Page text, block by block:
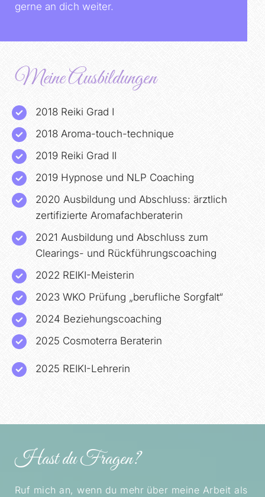
gerne an dich weiter.
Meine Ausbildungen
2018 Reiki Grad I
2018 Aroma-touch-technique
2019 Reiki Grad II
2019 Hypnose und NLP Coaching
2020 Ausbildung und Abschluss: ärztlich
zertifizierte Aromafachberaterin
2021 Ausbildung und Abschluss zum
Clearings- und Rückführungscoaching
2022 REIKI-Meisterin
2023 WKO Prüfung „berufliche Sorgfalt“
2024 Beziehungscoaching
2025 Cosmoterra Beraterin
2025 REIKI-Lehrerin
Hast du Fragen?
Ruf mich an, wenn du mehr über meine Arbeit als